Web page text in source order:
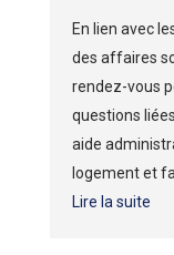
En lien avec
des affaires
rendez-vous
questions
aide
logement et
Lire la suite